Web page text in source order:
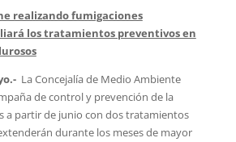
realizando fumigaciones
los tratamientos preventivos en
La Concejalía de Medio Ambiente
de control y prevención de la
a partir de junio con dos tratamientos
durante los meses de mayor